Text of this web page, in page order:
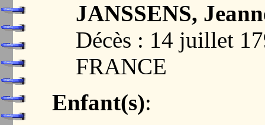
JANSSENS,
Décès : 14 juillet
FRANCE
Enfant(s):